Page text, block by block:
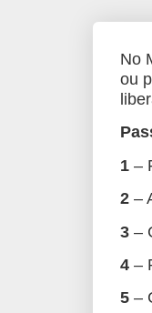
No
ou
1 –
2 –
3 –
4 –
5 –